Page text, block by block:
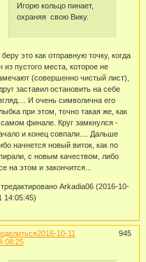
Игорю кольцо пинает,
охраняя свою Вику.
беру это как отправную точку, когда
из пустого места, которое не
(совершенно чистый лист),
заставил остановить на себе
И очень символична его
при этом, точно такая же, как
финале. Круг замкнулся -
и конец совпали.... Дальше
начнется новый виток, как по
с новым качеством, либо
на этом и закончится...
Arkadia06 (2016-10-
14:05:45)
945
2016-10-11